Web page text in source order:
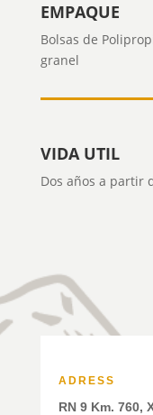
EMPAQUE
Bolsas de
granel
VIDA UTIL
Dos años a partir
ADRESS
RN 9 Km. 760,